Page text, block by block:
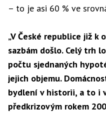
– to je asi 60 % ve
„V České republice již
sazbám došlo. Celý trh
počtu sjednaných
jejich objemu.
bydlení v historii, a to i
předkrizovým rokem